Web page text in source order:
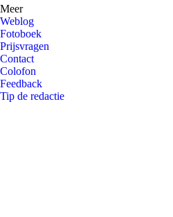
Meer
Weblog
Fotoboek
Prijsvragen
Contact
Colofon
Feedback
Tip de redactie